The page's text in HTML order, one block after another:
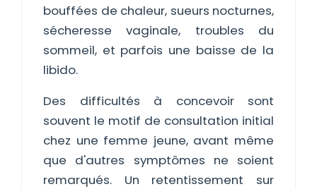
bouffées de chaleur, sueurs nocturnes,
sécheresse vaginale, troubles du
sommeil, et parfois une baisse de la
libido.
Des difficultés à concevoir sont
souvent le motif de consultation initial
chez une femme jeune, avant même
que d'autres symptômes ne soient
remarqués. Un retentissement sur